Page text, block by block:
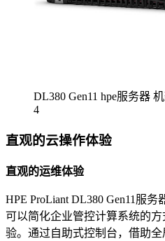
DL380 Gen11 hpe服务器
4
直观的云操作体验
直观的运维体验
HPE ProLiant DL380 Gen11服务
可以简化企业管控计算系统的
验。通过自助式控制台，借助